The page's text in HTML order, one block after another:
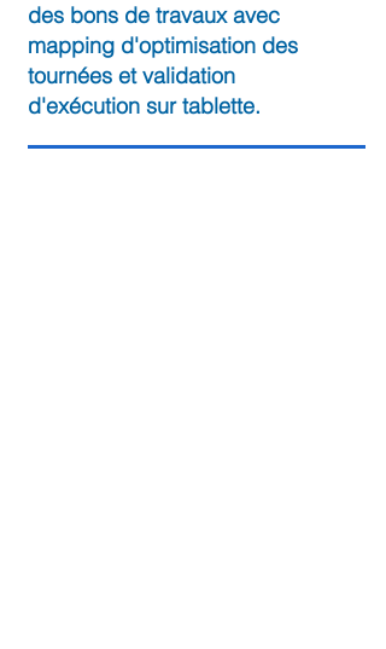
des bons de travaux avec
mapping d'optimisation des
tournées et validation
d'exécution sur tablette.